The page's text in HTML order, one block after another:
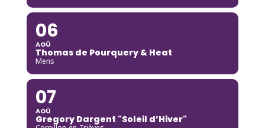
06
AOÛ
Thomas de Pourquery & Heat
Mens
07
AOÛ
Gregory Dargent "Soleil d’Hiver"